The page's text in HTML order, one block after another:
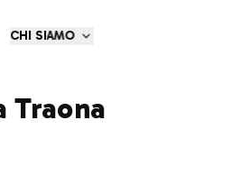
CHI SIAMO
Traona